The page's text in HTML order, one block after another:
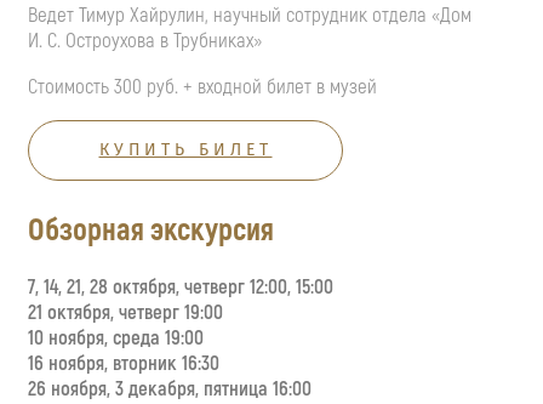
Ведет Тимур Хайрулин, научный сотрудник отдела «Дом
И. С. Остроухова в Трубниках»
Стоимость 300 руб. + входной билет в музей
КУПИТЬ БИЛЕТ
Обзорная экскурсия
7, 14, 21, 28 октября, четверг 12:00, 15:00
21 октября, четверг 19:00
10 ноября, среда 19:00
16 ноября, вторник 16:30
26 ноября, 3 декабря, пятница 16:00